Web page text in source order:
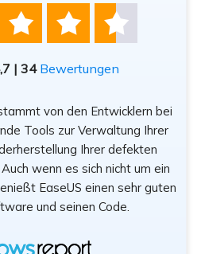
  
| 34 Bewertungen
von den Entwicklern bei
Tools zur Verwaltung Ihrer
Ihrer defekten
wenn es sich nicht um ein
EaseUS einen sehr guten
und seinen Code.